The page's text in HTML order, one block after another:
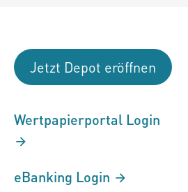
Jetzt Depot eröffnen
Wertpapierportal Login
eBanking Login